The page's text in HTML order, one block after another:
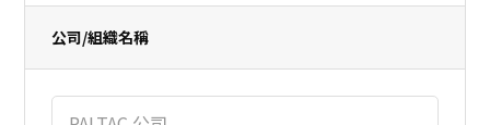
公司/組織名稱